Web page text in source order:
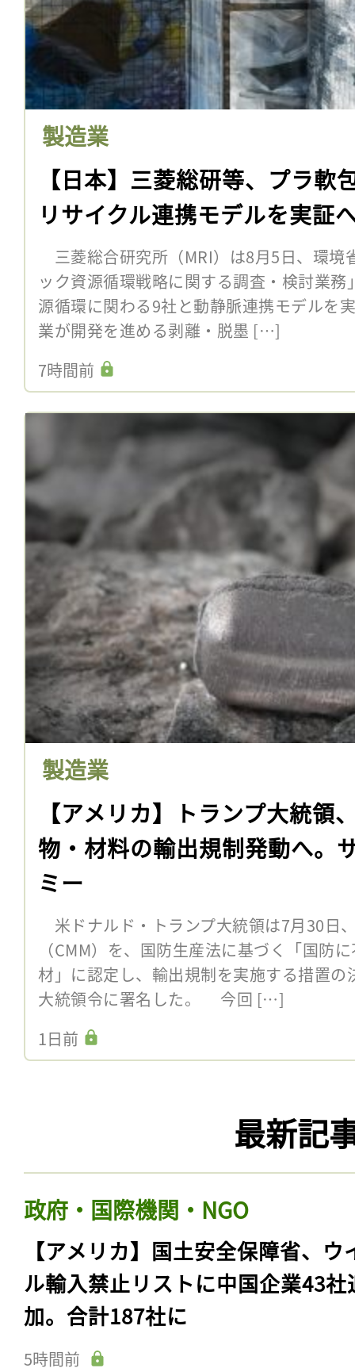
製造業
【日本】三菱総研等、プラ軟
リサイクル連携モデルを実証
三菱総合研究所（MRI）は8月5日、環境
ック資源循環戦略に関する調査・検討業
源循環に関わる9社と動静脈連携モデルを
業が開発を進める剥離・脱墨 […]
7時間前
製造業
【アメリカ】トランプ大統領
物・材料の輸出規制発動へ。
ミー
米ドナルド・トランプ大統領は7月30日
（CMM）を、国防生産法に基づく「国防
材」に認定し、輸出規制を実施する措置
大統領令に署名した。 今回 […]
1日前
最新記
政府・国際機関・NGO
【アメリカ】国土安全保障省、ウ
ル輸入禁止リストに中国企業43社
加。合計187社に
5時間前